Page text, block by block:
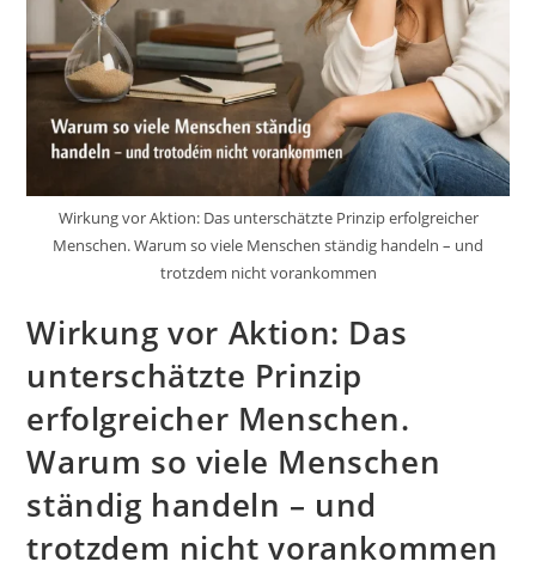
Wirkung vor Aktion: Das unterschätzte Prinzip erfolgreicher
Menschen. Warum so viele Menschen ständig handeln – und
trotzdem nicht vorankommen
Wirkung vor Aktion: Das
unterschätzte Prinzip
erfolgreicher Menschen.
Warum so viele Menschen
ständig handeln – und
trotzdem nicht vorankommen